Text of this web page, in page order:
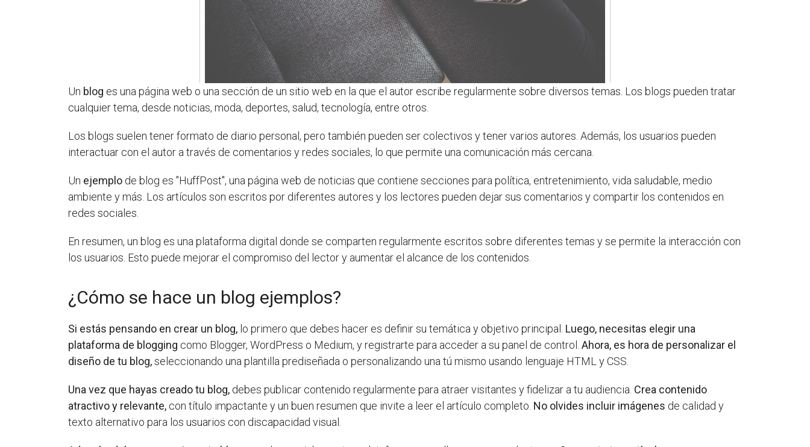
Un blog es una página web o una sección de un sitio web en la que el autor escribe regularmente sobre diversos temas. Los blogs pueden tratar
cualquier tema, desde noticias, moda, deportes, salud, tecnología, entre otros.
Los blogs suelen tener formato de diario personal, pero también pueden ser colectivos y tener varios autores. Además, los usuarios pueden
interactuar con el autor a través de comentarios y redes sociales, lo que permite una comunicación más cercana.
Un ejemplo de blog es "HuffPost", una página web de noticias que contiene secciones para política, entretenimiento, vida saludable, medio
ambiente y más. Los artículos son escritos por diferentes autores y los lectores pueden dejar sus comentarios y compartir los contenidos en
redes sociales.
En resumen, un blog es una plataforma digital donde se comparten regularmente escritos sobre diferentes temas y se permite la interacción con
los usuarios. Esto puede mejorar el compromiso del lector y aumentar el alcance de los contenidos.
¿Cómo se hace un blog ejemplos?
Si estás pensando en crear un blog, lo primero que debes hacer es definir su temática y objetivo principal. Luego, necesitas elegir una
plataforma de blogging como Blogger, WordPress o Medium, y registrarte para acceder a su panel de control.Ahora, es hora de personalizar el
diseño de tu blog,seleccionando una plantilla prediseñada o personalizando una tú mismo usando lenguaje HTML y CSS.
Una vez que hayas creado tu blog, debes publicar contenido regularmente para atraer visitantes y fidelizar a tu audiencia. Crea contenido
atractivo y relevante, con título impactante y un buen resumen que invite a leer el artículo completo. No olvides incluir imágenes de calidad y
texto alternativo para los usuarios con discapacidad visual.